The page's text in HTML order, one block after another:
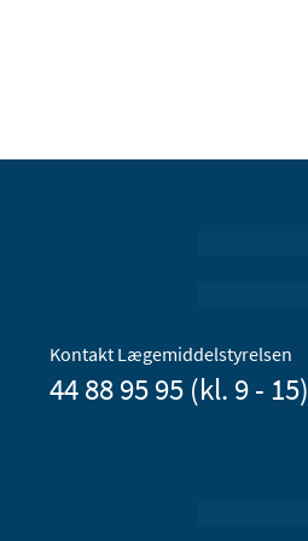
Kontakt Lægemiddelstyrelsen
44 88 95 95 (kl. 9 - 15)